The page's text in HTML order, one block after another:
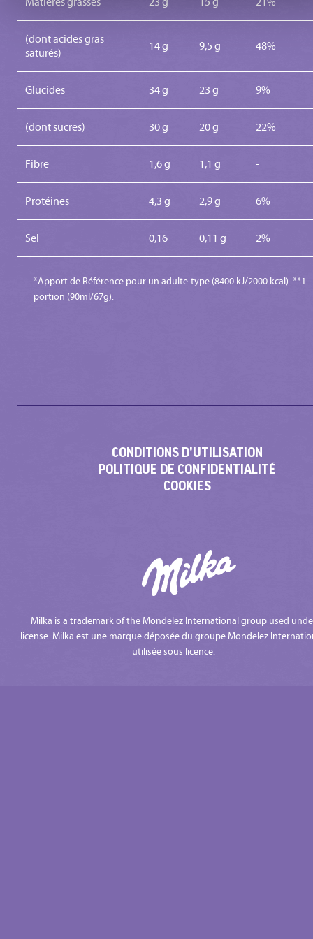
(dont acides gras
saturés)
14 g 9,5 g 48%
Glucides 34 g 23 g 9%
(dont sucres) 30 g 20 g 22%
Fibre 1,6 g 1,1 g -
Protéines 4,3 g 2,9 g 6%
Sel 0,16 0,11 g 2%
*Apport de Référence pour un adulte-type (8400 kJ/2000 kcal). **1
portion (90ml/67g).
CONDITIONS D'UTILISATION
POLITIQUE DE CONFIDENTIALITÉ
COOKIES
Milka is a trademark of the Mondelez International group used
license. Milka est une marque déposée du groupe Mondelez
utilisée sous licence.